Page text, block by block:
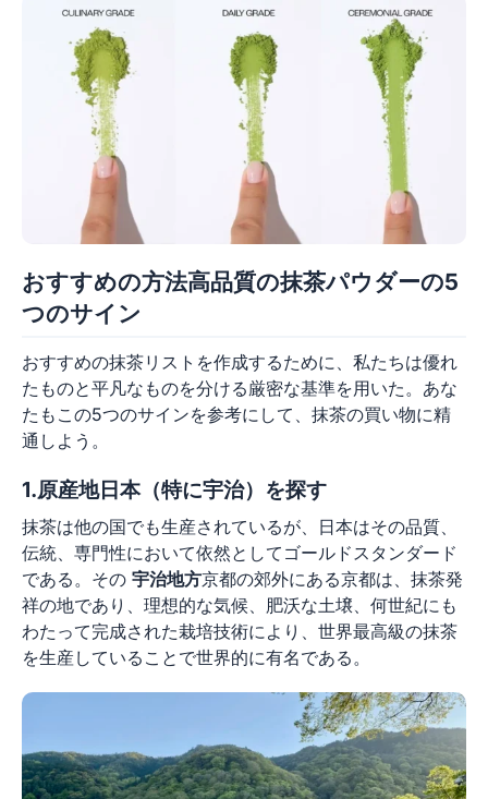
おすすめの方法高品質の抹茶パウダーの5
つのサイン
おすすめの抹茶リストを作成するために、私たちは優れ
たものと平凡なものを分ける厳密な基準を用いた。あな
たもこの5つのサインを参考にして、抹茶の買い物に精
通しよう。
1.原産地日本（特に宇治）を探す
抹茶は他の国でも生産されているが、日本はその品質、
伝統、専門性において依然としてゴールドスタンダード
である。その 宇治地方京都の郊外にある京都は、抹茶発
祥の地であり、理想的な気候、肥沃な土壌、何世紀にも
わたって完成された栽培技術により、世界最高級の抹茶
を生産していることで世界的に有名である。